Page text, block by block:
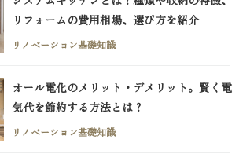
リフォームの費用相場、選び方を紹介
リノベーション基礎知識
オール電化のメリット・デメリット。賢く電
気代を節約する方法とは？
リノベーション基礎知識